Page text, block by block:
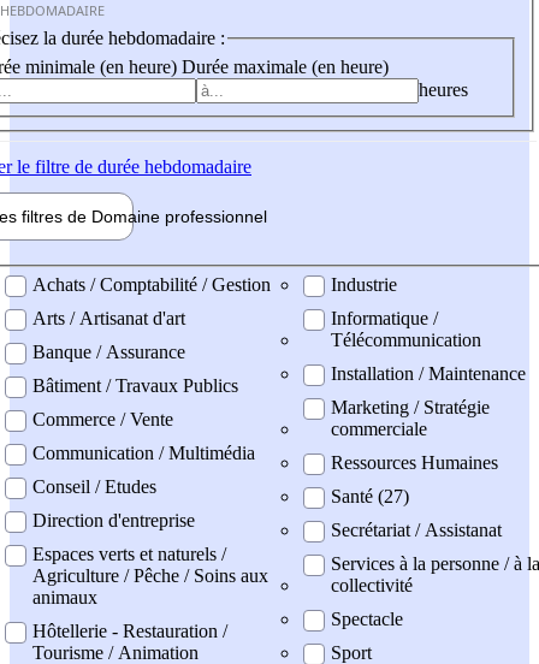
la durée hebdomadaire :
minimale (en heure) Durée maximale (en heure)
heures
le filtre de durée hebdomadaire
filtres de Domaine professionnel
professionel
Achats / Comptabilité / Gestion
Arts / Artisanat d'art
Banque / Assurance
Bâtiment / Travaux Publics
Commerce / Vente
Communication / Multimédia
Conseil / Etudes
Direction d'entreprise
Espaces verts et naturels /
Agriculture / Pêche / Soins aux
animaux
Hôtellerie - Restauration /
Tourisme / Animation
Industrie
Informatique /
Télécommunication
Installation / Maintenance
Marketing / Stratégie
commerciale
Ressources Humaines
Santé (27)
Secrétariat / Assistanat
Services à la personne / à la
collectivité
Spectacle
Sport